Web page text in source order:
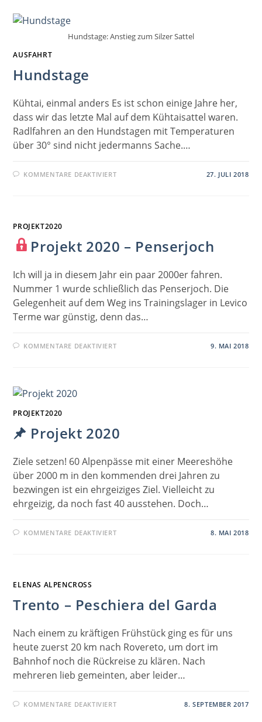
Hundstage: Anstieg zum Silzer Sattel
AUSFAHRT
Hundstage
Kühtai, einmal anders Es ist schon einige Jahre her,
dass wir das letzte Mal auf dem Kühtaisattel waren.
Radlfahren an den Hundstagen mit Temperaturen
über 30° sind nicht jedermanns Sache.…
KOMMENTARE DEAKTIVIERTFÜR 27. JULI 2018
PROJEKT2020
Projekt 2020 – Penserjoch
Ich will ja in diesem Jahr ein paar 2000er fahren.
Nummer 1 wurde schließlich das Penserjoch. Die
Gelegenheit auf dem Weg ins Trainingslager in Levico
Terme war günstig, denn das…
KOMMENTARE DEAKTIVIERTFÜR
9. MAI 2018
PROJEKT2020
Projekt 2020
Ziele setzen! 60 Alpenpässe mit einer Meereshöhe
über 2000 m in den kommenden drei Jahren zu
bezwingen ist ein ehrgeiziges Ziel. Vielleicht zu
ehrgeizig, da noch fast 40 ausstehen. Doch…
KOMMENTARE DEAKTIVIERTFÜR
8. MAI 2018
ELENAS ALPENCROSS
Trento – Peschiera del Garda
Nach einem zu kräftigen Frühstück ging es für uns
heute zuerst 20 km nach Rovereto, um dort im
Bahnhof noch die Rückreise zu klären. Nach
mehreren lieb gemeinten, aber leider…
KOMMENTARE DEAKTIVIERTFÜR 8. SEPTEMBER 2017